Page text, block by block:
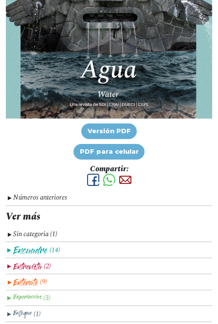
Versión PDF
PDF para celular
Compartir:
▼Números anteriores
Ver más
▼Sin categoria (1)
▼ (14)
▼ (2)
▼ (9)
▼ (3)
▼ (1)